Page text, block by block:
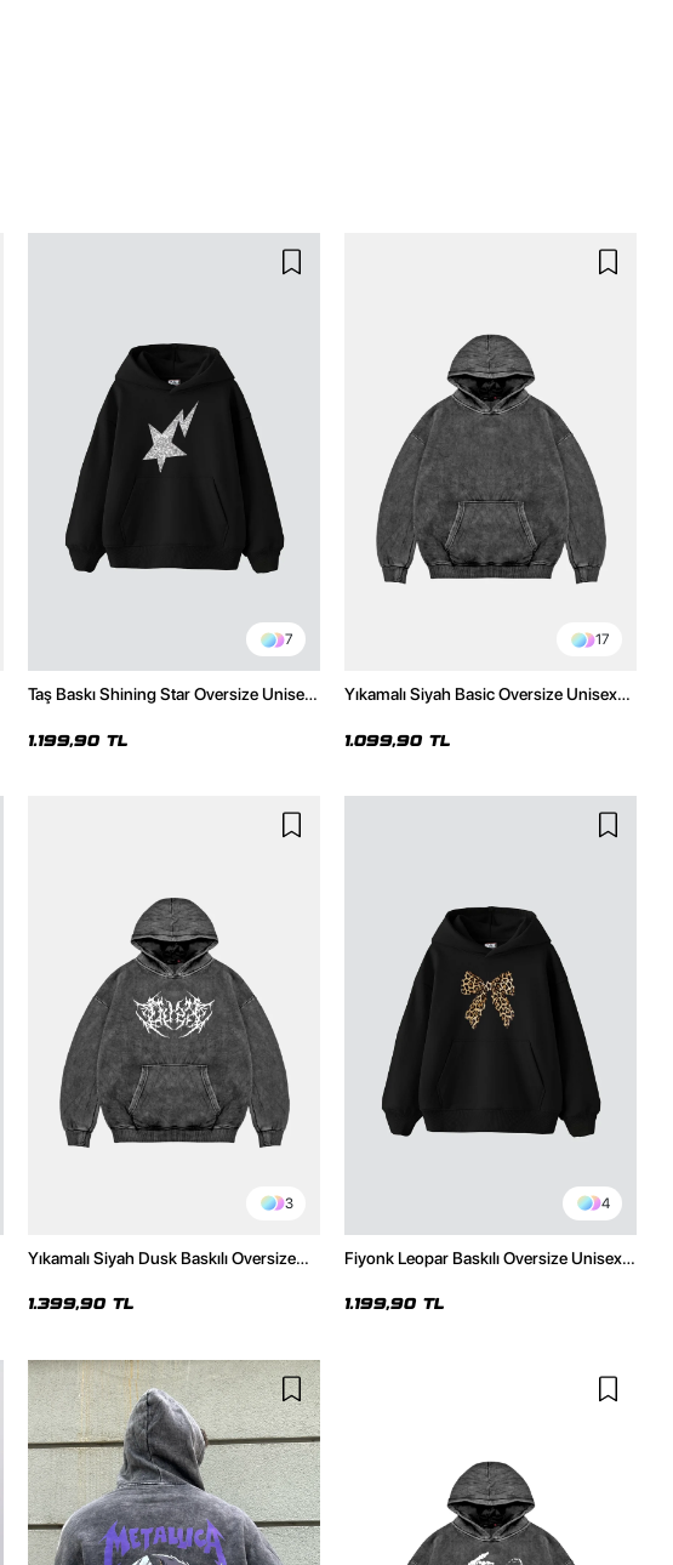
7
Taş Baskı Shining Star Oversize Unisex
1.199,90 TL
17
Yıkamalı Siyah Basic Oversize Unisex
1.099,90 TL
3
Yıkamalı Siyah Dusk Baskılı Oversize
1.399,90 TL
4
Fiyonk Leopar Baskılı Oversize Unisex
1.199,90 TL